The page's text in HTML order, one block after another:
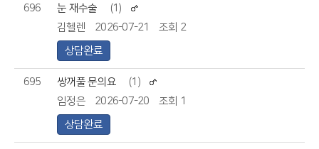
696 눈 재수술
(1)
김헬렌
2026-07-21
조회 2
상담완료
695 쌍꺼풀 문의요
(1)
임정은
2026-07-20
조회 1
상담완료